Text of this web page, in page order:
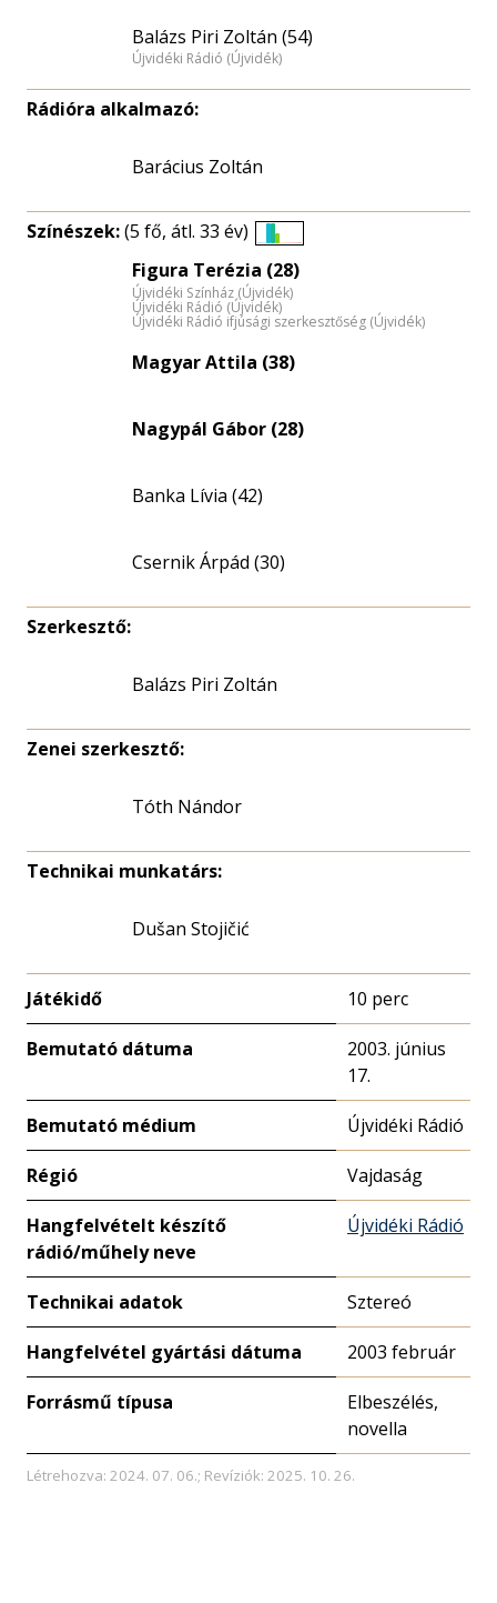
Balázs Piri Zoltán (54)
Újvidéki Rádió (Újvidék)
Rádióra alkalmazó:
Barácius Zoltán
Színészek:(5 fő, átl. 33 év)
eloszlás
nagyítása
Figura Terézia (28)
Újvidéki Színház (Újvidék)
Újvidéki Rádió (Újvidék)
Újvidéki Rádió ifjúsági szerkesztőség (Újvidék)
Magyar Attila (38)
Nagypál Gábor (28)
Banka Lívia (42)
Csernik Árpád (30)
Szerkesztő:
Balázs Piri Zoltán
Zenei szerkesztő:
Tóth Nándor
Technikai munkatárs:
Dušan Stojičić
Játékidő 10 perc
Bemutató dátuma
2003. június
17.
Bemutató médium Újvidéki Rádió
Régió Vajdaság
Hangfelvételt készítő
rádió/műhely neve
Újvidéki Rádió
Technikai adatok Sztereó
Hangfelvétel gyártási dátuma 2003 február
Forrásmű típusa
Elbeszélés,
novella
Létrehozva: 2024. 07. 06.; Revíziók: 2025. 10. 26.